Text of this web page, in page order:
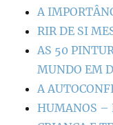
A
RIR DE SI
AS 50
MUNDO EM
A
HUMANOS –